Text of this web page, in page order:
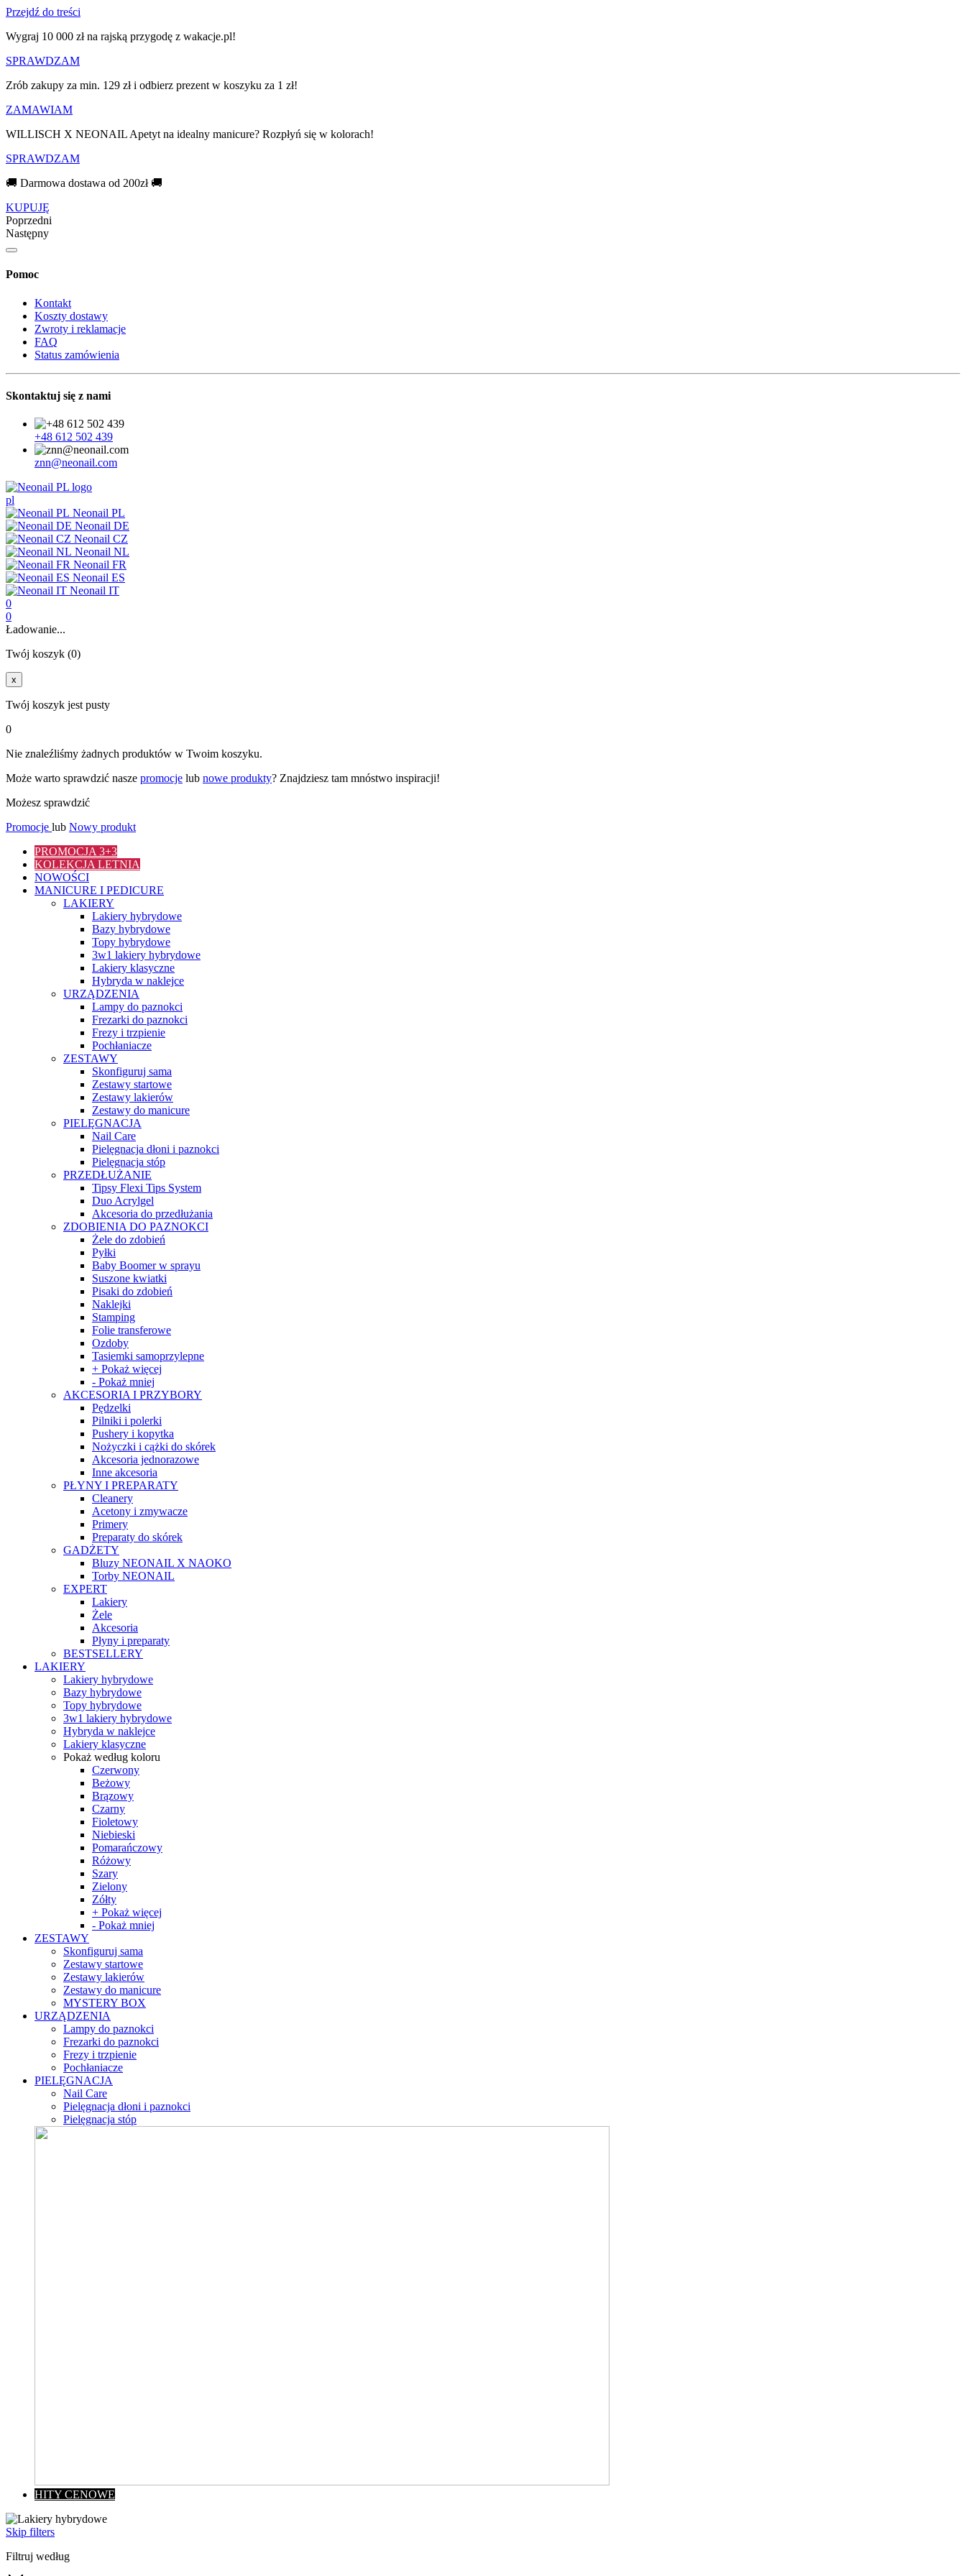
Przejdź do treści
Wygraj 10 000 zł na rajską przygodę z wakacje.pl!​
SPRAWDZAM
Zrób zakupy za min. 129 zł i odbierz prezent w koszyku za 1 zł!
ZAMAWIAM
WILLISCH X NEONAIL Apetyt na idealny manicure? Rozpłyń się w kolorach!
SPRAWDZAM
🚚 Darmowa dostawa od 200zł 🚚
KUPUJĘ
Poprzedni
Następny
Pomoc
Kontakt
Koszty dostawy
Zwroty i reklamacje
FAQ
Status zamówienia
Skontaktuj się z nami
+48 612 502 439
znn@neonail.com
pl
Neonail PL
Neonail DE
Neonail CZ
Neonail NL
Neonail FR
Neonail ES
Neonail IT
0
0
Ładowanie...
Twój koszyk (0)
x
Twój koszyk jest pusty
0
Nie znaleźliśmy żadnych produktów w Twoim koszyku.
Może warto sprawdzić nasze promocje lub nowe produkty? Znajdziesz tam mnóstwo inspiracji!
Możesz sprawdzić
Promocje lub Nowy produkt
PROMOCJA 3+3
KOLEKCJA LETNIA
NOWOŚCI
MANICURE I PEDICURE
LAKIERY
Lakiery hybrydowe
Bazy hybrydowe
Topy hybrydowe
3w1 lakiery hybrydowe
Lakiery klasyczne
Hybryda w naklejce
URZĄDZENIA
Lampy do paznokci
Frezarki do paznokci
Frezy i trzpienie
Pochłaniacze
ZESTAWY
Skonfiguruj sama
Zestawy startowe
Zestawy lakierów
Zestawy do manicure
PIELĘGNACJA
Nail Care
Pielęgnacja dłoni i paznokci
Pielęgnacja stóp
PRZEDŁUŻANIE
Tipsy Flexi Tips System
Duo Acrylgel
Akcesoria do przedłużania
ZDOBIENIA DO PAZNOKCI
Żele do zdobień
Pyłki
Baby Boomer w sprayu
Suszone kwiatki
Pisaki do zdobień
Naklejki
Stamping
Folie transferowe
Ozdoby
Tasiemki samoprzylepne
+ Pokaż więcej
- Pokaż mniej
AKCESORIA I PRZYBORY
Pędzelki
Pilniki i polerki
Pushery i kopytka
Nożyczki i cążki do skórek
Akcesoria jednorazowe
Inne akcesoria
PŁYNY I PREPARATY
Cleanery
Acetony i zmywacze
Primery
Preparaty do skórek
GADŻETY
Bluzy NEONAIL X NAOKO
Torby NEONAIL
EXPERT
Lakiery
Żele
Akcesoria
Płyny i preparaty
BESTSELLERY
LAKIERY
Lakiery hybrydowe
Bazy hybrydowe
Topy hybrydowe
3w1 lakiery hybrydowe
Hybryda w naklejce
Lakiery klasyczne
Pokaż według koloru
Czerwony
Beżowy
Brązowy
Czarny
Fioletowy
Niebieski
Pomarańczowy
Różowy
Szary
Zielony
Zółty
+ Pokaż więcej
- Pokaż mniej
ZESTAWY
Skonfiguruj sama
Zestawy startowe
Zestawy lakierów
Zestawy do manicure
MYSTERY BOX
URZĄDZENIA
Lampy do paznokci
Frezarki do paznokci
Frezy i trzpienie
Pochłaniacze
PIELĘGNACJA
Nail Care
Pielęgnacja dłoni i paznokci
Pielęgnacja stóp
HITY CENOWE
Skip filters
Filtruj według